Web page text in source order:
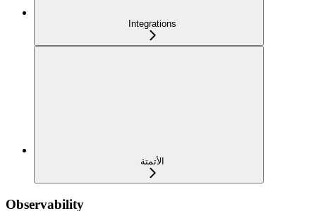
Integrations
الأتمتة
Observability